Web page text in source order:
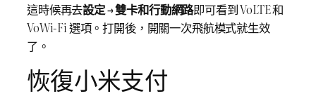
這時候再去設定→雙卡和行動網路即可看到 VoLTE 和
VoWi-Fi 選項。打開後，開關一次飛航模式就生效
了。
恢復小米支付